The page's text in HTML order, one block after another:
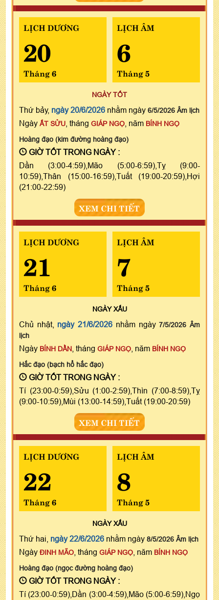
LỊCH DƯƠNG
20
Tháng 6
LỊCH ÂM
6
Tháng 5
NGÀY TỐT
Thứ bảy, ngày 20/6/2026 nhằm ngày 6/5/2026 Âm lịch
Ngày ẤT SỬU , tháng GIÁP NGỌ , năm BÍNH NGỌ
Hoàng đạo (kim đường hoàng đạo)
GIỜ TỐT TRONG NGÀY :
Dần (3:00-4:59),Mão (5:00-6:59),Tỵ (9:00-
10:59),Thân (15:00-16:59),Tuất (19:00-20:59),Hợi
(21:00-22:59)
XEM CHI TIẾT
LỊCH DƯƠNG
21
Tháng 6
LỊCH ÂM
7
Tháng 5
NGÀYXẤU
Chủ nhật, ngày 21/6/2026 nhằm ngày7/5/2026 Âm
lịch
Ngày BÍNH DẦN , tháng GIÁP NGỌ , năm BÍNH NGỌ
Hắc đạo (bạch hổ hắc đạo)
GIỜ TỐT TRONG NGÀY :
Tí (23:00-0:59),Sửu (1:00-2:59),Thìn (7:00-8:59),Tỵ
(9:00-10:59),Mùi (13:00-14:59),Tuất (19:00-20:59)
XEM CHI TIẾT
LỊCH DƯƠNG
22
Tháng 6
LỊCH ÂM
8
Tháng 5
NGÀYXẤU
Thứ hai, ngày 22/6/2026 nhằm ngày 8/5/2026 Âm lịch
Ngày ĐINH MÃO , tháng GIÁP NGỌ , năm BÍNH NGỌ
Hoàng đạo (ngọc đường hoàng đạo)
GIỜ TỐT TRONG NGÀY :
Tí (23:00-0:59),Dần (3:00-4:59),Mão (5:00-6:59),Ngọ